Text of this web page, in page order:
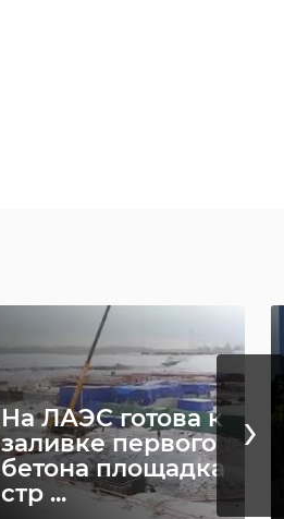
На ЛАЭС готова к
заливке первого
бетона площадка
стр ...
›